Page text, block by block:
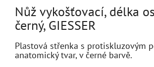
Nůž vykošťovací, délka
černý, GIESSER
Plastová střenka s protiskluzovým
anatomický tvar, v černé barvě.